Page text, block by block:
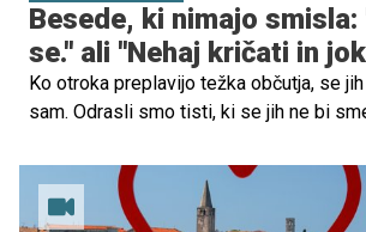
Besede, ki nimajo smisla:
se.'' ali ''Nehaj kričati in
Ko otroka preplavijo težka občutja, se
sam. Odrasli smo tisti, ki se jih ne bi